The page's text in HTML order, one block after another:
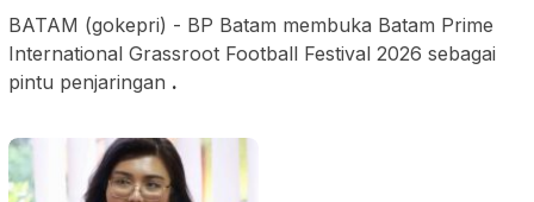
BATAM (gokepri) - BP Batam membuka Batam Prime
International Grassroot Football Festival 2026 sebagai
pintu penjaringan .